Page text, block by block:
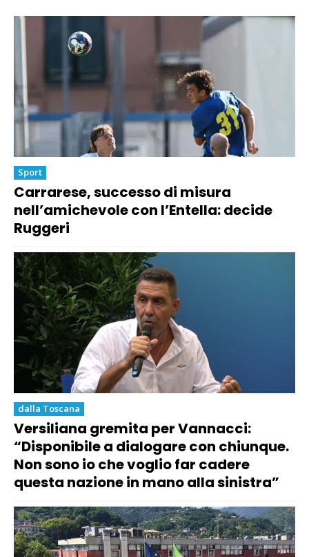
Sport
Carrarese, successo di misura
nell’amichevole con l’Entella: decide
Ruggeri
dalla Toscana
Versiliana gremita per Vannacci:
“Disponibile a dialogare con chiunque.
Non sono io che voglio far cadere
questa nazione in mano alla sinistra”